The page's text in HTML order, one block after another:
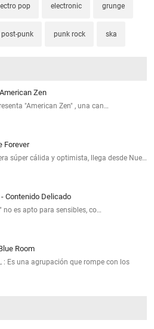
pop electronic grunge
post-punk punk rock ska
Zen
"American Zen" , una can…
Forever
súper cálida y optimista, llega desde Nue…
Contenido Delicado
no es apto para sensibles, co…
Room
: Es una agrupación que rompe con los